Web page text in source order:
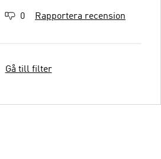
0 Rapportera recension
Gå till filter